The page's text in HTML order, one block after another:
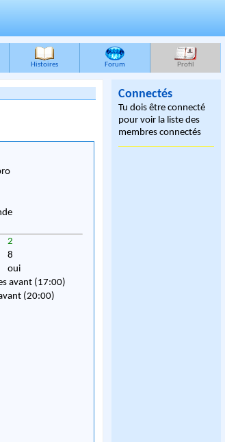
Histoires Forum Profil
2
8
oui
avant (17:00)
(20:00)
Connectés
Tu dois être connecté
pour voir la liste des
membres connectés